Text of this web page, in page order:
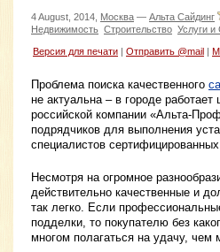
4 August, 2014, Москва — Альта Сайдинг
Недвижимость Строительство Услуги
Версия для печати Отправить @mail
Проблема поиска качественного
не актуальна – в городе
российской компании «Альта-
подрядчиков для выполнения
специалистов
Несмотря на огромное
действительно качественные и
так легко. Если
подделки, то покупателю без
многом полагаться на удачу, чем